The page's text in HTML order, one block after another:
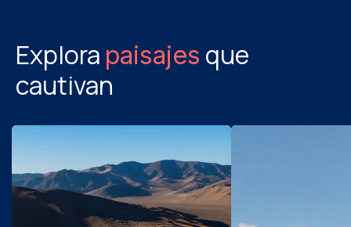
Explora paisajes que
cautivan